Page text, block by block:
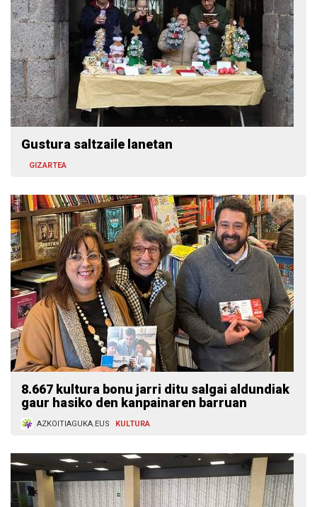
Gustura saltzaile lanetan
GIZARTEA
8.667 kultura bonu jarri ditu salgai aldundiak
gaur hasiko den kanpainaren barruan
AZKOITIAGUKA.EUS KULTURA